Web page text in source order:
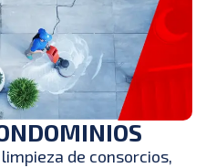
de consorcios,